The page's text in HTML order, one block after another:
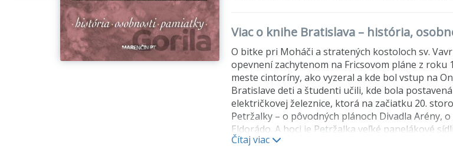
Viac o knihe Bratislava – história,
O bitke pri Moháči a stratených kostoloch sv.
opevnení zachytenom na Fricsovom pláne z roku
meste cintoríny, ako vyzeral a kde bol vstup na
Bratislave deti a študenti učili, kde bola
električkovej železnice, ktorá na začiatku 20.
Petržalky – o pôvodných plánoch Divadla Arény,
Eldorádo. A hoci je Petržalka veľké panelákové
Petržalský cintorín.
Čítaj viac